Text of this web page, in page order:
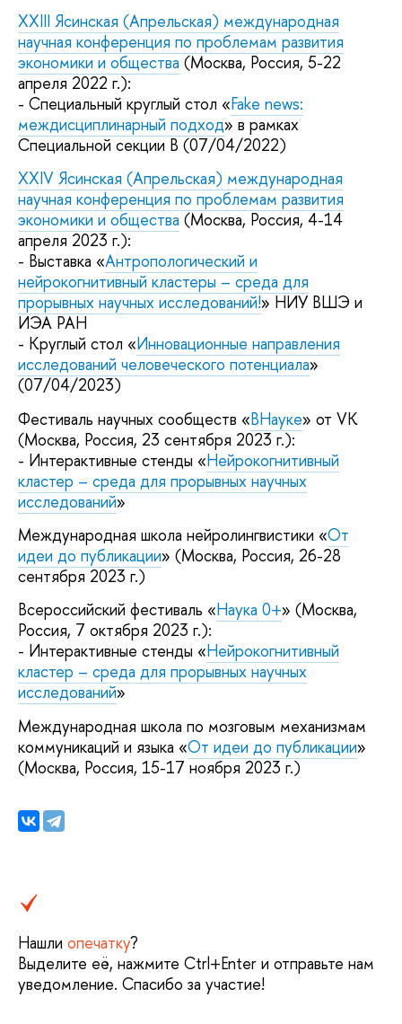
XXIII Ясинская (Апрельская) международная
научная конференция по проблемам развития
экономики и общества (Москва, Россия, 5-22
апреля 2022 г.):
- Специальный круглый стол «Fake news:
междисциплинарный подход» в рамках
Специальной секции В (07/04/2022)
XXIV Ясинская (Апрельская) международная
научная конференция по проблемам развития
экономики и общества (Москва, Россия, 4-14
апреля 2023 г.):
- Выставка «Антропологический и
нейрокогнитивный кластеры – среда для
прорывных научных исследований!» НИУ ВШЭ и
ИЭА РАН
- Круглый стол «Инновационные направления
исследований человеческого потенциала»
(07/04/2023)
Фестиваль научных сообществ «ВНауке» от VK
(Москва, Россия, 23 сентября 2023 г.):
- Интерактивные стенды «Нейрокогнитивный
кластер – среда для прорывных научных
исследований»
Международная школа нейролингвистики «От
идеи до публикации» (Москва, Россия, 26-28
сентября 2023 г.)
Всероссийский фестиваль «Наука 0+» (Москва,
Россия, 7 октября 2023 г.):
- Интерактивные стенды «Нейрокогнитивный
кластер – среда для прорывных научных
исследований»
Международная школа по мозговым механизмам
коммуникаций и языка «От идеи до публикации»
(Москва, Россия, 15-17 ноября 2023 г.)
Нашли опечатку?
Выделите её, нажмите Ctrl+Enter и отправьте нам
уведомление. Спасибо за участие!